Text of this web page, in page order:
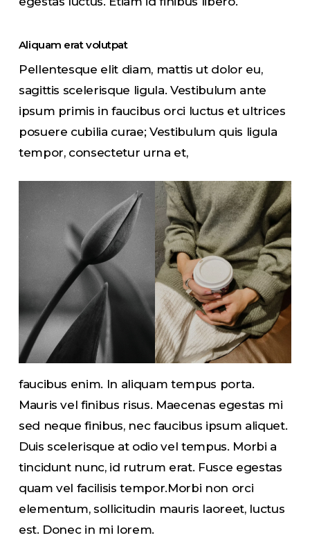
Aliquam erat volutpat
Pellentesque elit diam, mattis ut dolor eu,
sagittis scelerisque ligula. Vestibulum ante
ipsum primis in faucibus orci luctus et ultrices
posuere cubilia curae; Vestibulum quis ligula
tempor, consectetur urna et,
faucibus enim. In aliquam tempus porta.
Mauris vel finibus risus. Maecenas egestas mi
sed neque finibus, nec faucibus ipsum aliquet.
Duis scelerisque at odio vel tempus. Morbi a
tincidunt nunc, id rutrum erat. Fusce egestas
quam vel facilisis tempor.Morbi non orci
elementum, sollicitudin mauris laoreet, luctus
est. Donec in mi lorem.